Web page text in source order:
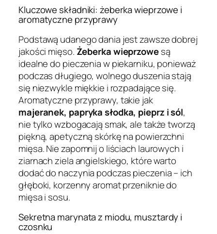
Kluczowe składniki: żeberka wieprzowe i
aromatyczne przyprawy
Podstawą udanego dania jest zawsze dobrej
jakości mięso. Żeberka wieprzowesą
idealne do pieczenia w piekarniku, ponieważ
podczas długiego, wolnego duszenia stają
się niezwykle miękkie i rozpadające się.
Aromatyczne przyprawy, takie jak
majeranek, papryka słodka, pieprz i sól,
nie tylko wzbogacają smak, ale także tworzą
piękną, apetyczną skórkę na powierzchni
mięsa. Nie zapomnij o liściach laurowych i
ziarnach ziela angielskiego, które warto
dodać do naczynia podczas pieczenia – ich
głęboki, korzenny aromat przeniknie do
mięsa i sosu.
Sekretna marynata z miodu, musztardy i
czosnku